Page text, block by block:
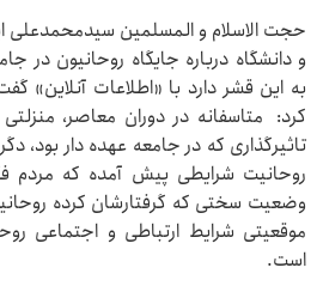
حجت الاسلام و المسلمین سیدمحمدعلی
و دانشگاه درباره جایگاه روحانیون در
به این قشر دارد با «اطلاعات آنلاین»
کرد: متاسفانه در دوران معاصر،
تاثیرگذاری که در جامعه عهده دار بود،
روحانیت شرایطی پیش آمده که مردم
وضعیت سختی که گرفتارشان کرده
موقعیتی شرایط ارتباطی و اجتماعی
است.